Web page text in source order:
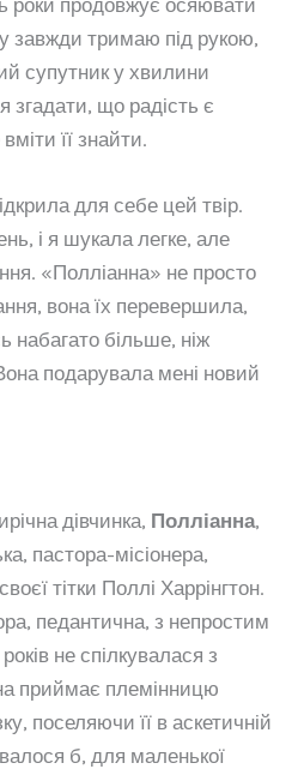
завжди тримаю під рукою,
супутник у хвилини
згадати, що радість є
її знайти.
для себе цей твір.
і я шукала легке, але
«Полліанна» не просто
вона їх перевершила,
набагато більше, ніж
подарувала мені новий
дівчинка, Полліанна,
пастора-місіонера,
тітки Поллі Харрінгтон.
педантична, з непростим
не спілкувалася з
приймає племінницю
поселяючи її в аскетичній
б, для маленької